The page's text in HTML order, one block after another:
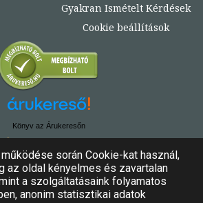
Gyakran Ismételt Kérdések
Cookie beállítások
Könyv az Árukeresőn